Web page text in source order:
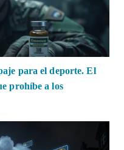
para el deporte. El
prohíbe a los